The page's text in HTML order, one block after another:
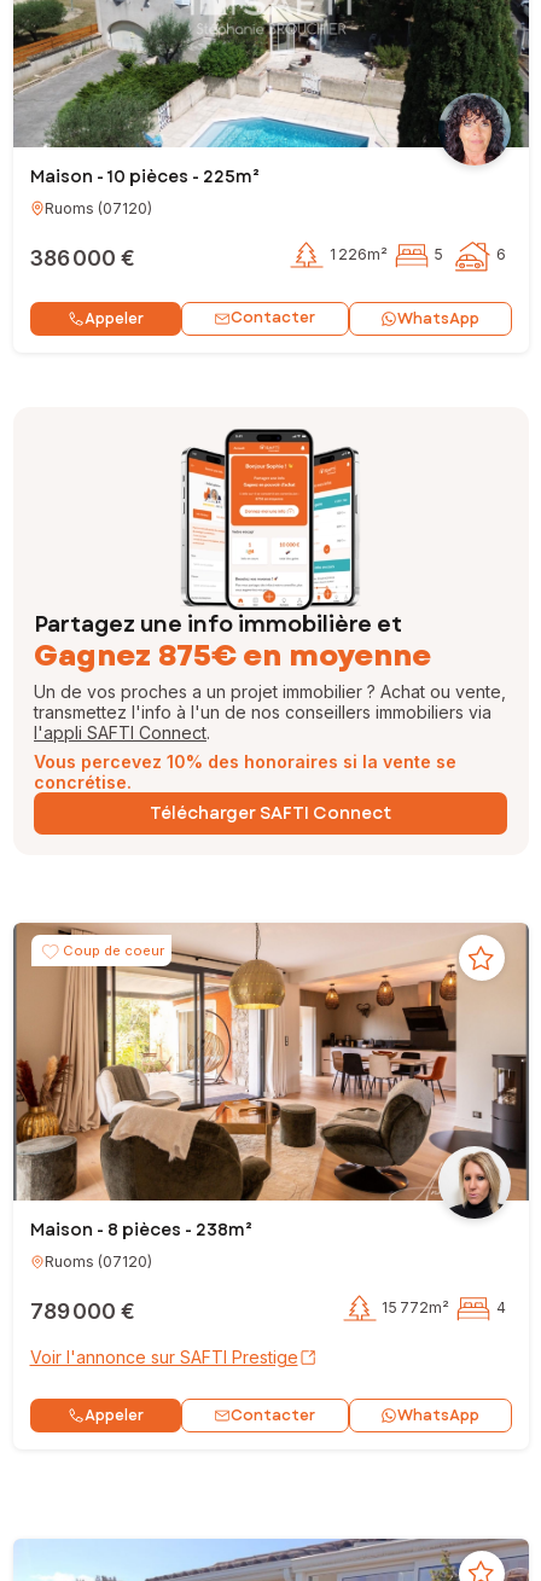
Maison - 10 pièces - 225m²
Ruoms (07120)
386 000 € 1 226m² 5 6
Appeler Contacter WhatsApp
Partagez une info immobilière et
Gagnez 875€ en moyenne
Un de vos proches a un projet immobilier ? Achat ou vente,
transmettez l'info à l'un de nos conseillers immobiliers via
l'appli SAFTI Connect.
Vous percevez 10% des honoraires si la vente se
concrétise.
Télécharger SAFTI Connect
Coup de coeur
Maison - 8 pièces - 238m²
Ruoms (07120)
789 000 € 15 772m² 4
Voir l'annonce sur SAFTI Prestige
Appeler Contacter WhatsApp